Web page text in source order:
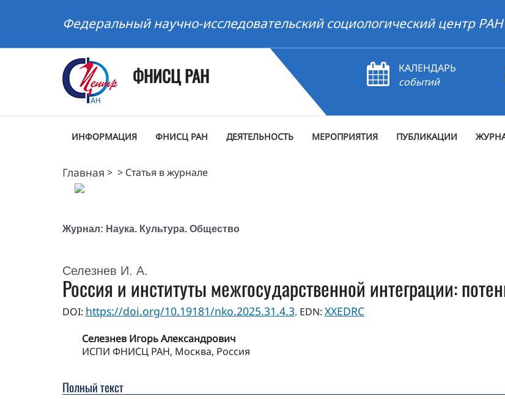
Федеральный научно-исследовательский социологический центр РАН
ФНИСЦ РАН
КАЛЕНДАРЬ
событий
ИНФОРМАЦИЯ ФНИСЦ РАН ДЕЯТЕЛЬНОСТЬ МЕРОПРИЯТИЯ ПУБЛИКАЦИИ
Главная > > Статья в журнале
Журнал: Наука. Культура. Общество
Селезнев И. А.
Россия и институты межгосударственной интеграции:
DOI: https://doi.org/10.19181/nko.2025.31.4.3. EDN: XXEDRC
Селезнев Игорь Александрович
ИСПИ ФНИСЦ РАН, Москва, Россия
Полный текст